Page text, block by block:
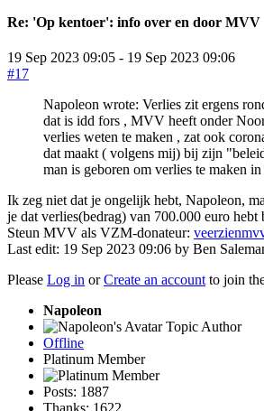
Re: 'Op kentoer': info over en door MVV
19 Sep 2023 09:05 - 19 Sep 2023 09:06
#17
Napoleon wrote: Verlies zit ergens
dat is idd fors , MVV heeft onder
verlies weten te maken , zat ook
dat maakt ( volgens mij) bij zijn
man is geboren om verlies te maken
Ik zeg niet dat je ongelijk hebt, Napoleon,
je dat verlies(bedrag) van 700.000 euro hebt
Steun MVV als VZM-donateur:
Last edit: 19 Sep 2023 09:06 by Ben
Please Log in orCreate an account to join
Napoleon
Topic Author
Offline
Platinum Member
Posts: 1887
Thanks: 1622